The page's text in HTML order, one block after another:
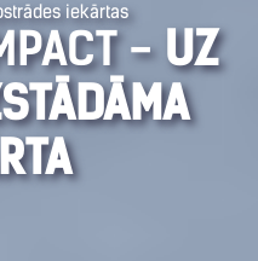
iekārtas
- UZ